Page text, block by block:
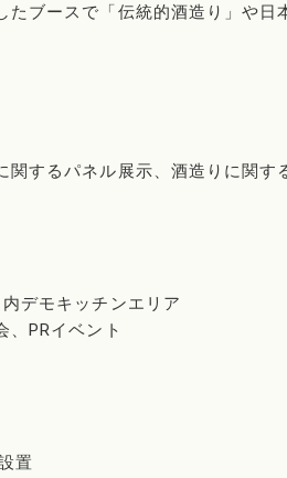
ブースで「伝統的酒造り」や日
するパネル展示、酒造りに関す
デモキッチンエリア
、PRイベント
置